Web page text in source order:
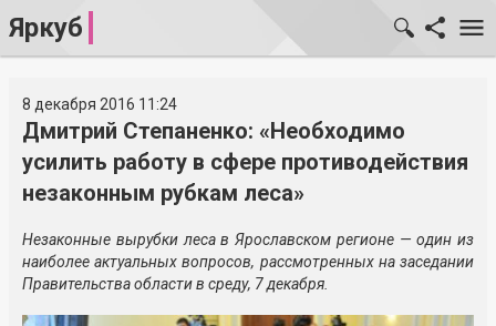
Яркуб
8 декабря 2016 11:24
Дмитрий Степаненко: «Необходимо
усилить работу в сфере противодействия
незаконным рубкам леса»
Незаконные вырубки леса в Ярославском регионе — один из
наиболее актуальных вопросов, рассмотренных на заседании
Правительства области в среду, 7 декабря.